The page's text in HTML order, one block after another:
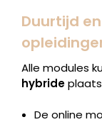
Duurtijd
Alle modules
hybride
De online